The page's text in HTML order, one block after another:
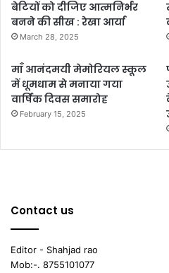
बेटियों को दीजिए आत्मनिर्भर
बनने की सीख : रेखा आर्या
March 28, 2025
माँ आनंदमयी मेमोरियल स्कूल
में धूमधाम से मनाया गया
वार्षिक दिवस समारोह
February 15, 2025
Contact us
Editor - Shahjad rao
Mob:-. 8755101077